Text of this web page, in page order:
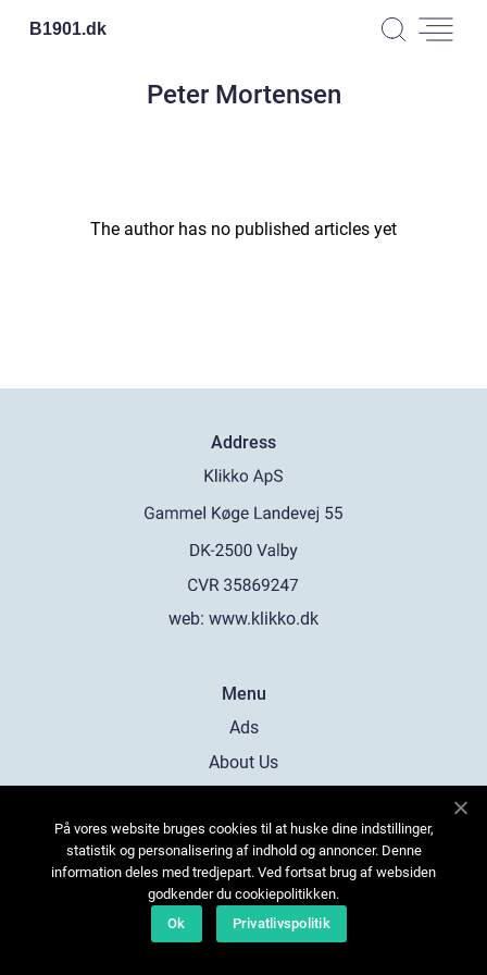
B1901.dk
Peter Mortensen
The author has no published articles yet
Address
web: www.klikko.dk
Menu
Ads
About Us
Contact
Sitemap
På vores website bruges cookies til at huske dine indstillinger,
statistik og personalisering af indhold og annoncer. Denne
information deles med tredjepart. Ved fortsat brug af websiden
godkender du cookiepolitikken.
Ok
Privatlivspolitik